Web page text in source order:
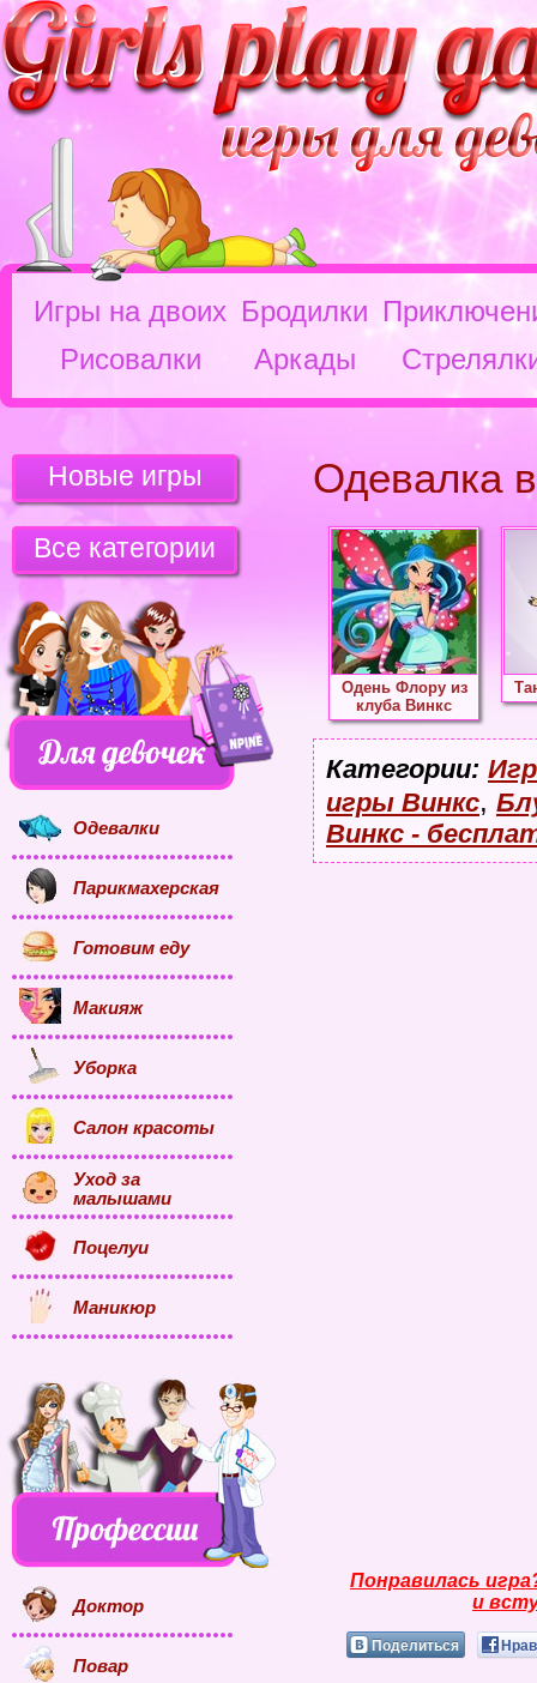
Игры на двоих Бродилки
Рисовалки
Аркады
Одевалка
Одень Флору из
клуба Винкс
Категории:
игры Винкс,
Винкс -
Понравилась
и
Поделиться
Новые игры
Все категории
Одевалки
Парикмахерская
Готовим еду
Макияж
Уборка
Салон красоты
Уход за
малышами
Поцелуи
Маникюр
Доктор
Повар